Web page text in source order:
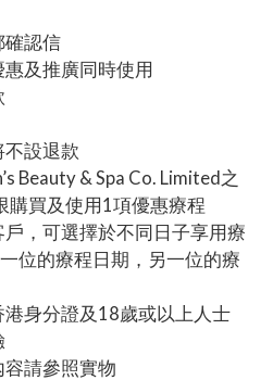
確認信
及推廣同時使用
不設退款
Beauty & Spa Co. Limited之
購買及使用1項優惠療程
，可選擇於不同日子享用療
位的療程日期，另一位的療
身分證及18歲或以上人士
請參照實物